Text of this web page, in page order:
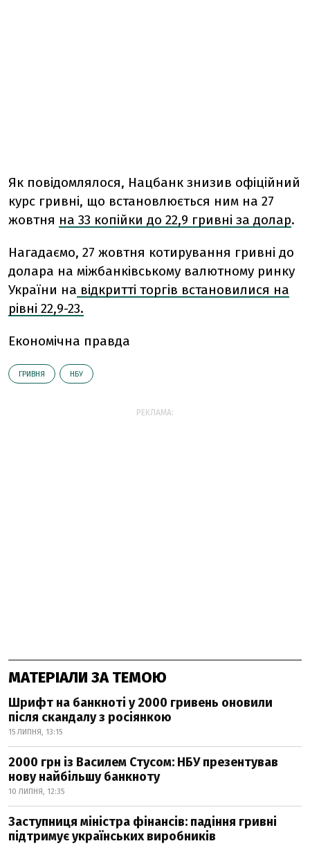
Як повідомлялося, Нацбанк знизив офіційний
курс гривні, що встановлюється ним на 27
жовтня на 33 копійки до 22,9 гривні за долар.
Нагадаємо, 27 жовтня котирування гривні до
долара на міжбанківському валютному ринку
України на відкритті торгів встановилися на
рівні 22,9-23.
Економічна правда
ГРИВНЯ НБУ
РЕКЛАМА:
МАТЕРІАЛИ ЗА ТЕМОЮ
Шрифт на банкноті у 2000 гривень оновили
після скандалу з росіянкою
15 ЛИПНЯ, 13:15
2000 грн із Василем Стусом: НБУ презентував
нову найбільшу банкноту
10 ЛИПНЯ, 12:35
Заступниця міністра фінансів: падіння гривні
підтримує українських виробників